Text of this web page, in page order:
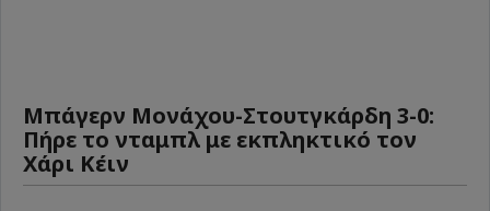
Μπάγερν Μονάχου-Στουτγκάρδη 3-0:
Πήρε το νταμπλ με εκπληκτικό τον
Χάρι Κέιν